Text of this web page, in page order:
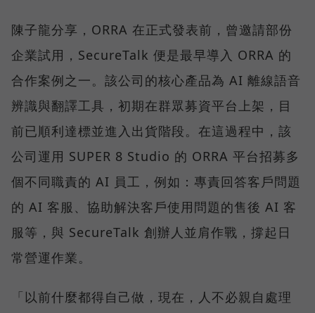
陳子龍分享，ORRA 在正式發表前，曾邀請部份
企業試用，SecureTalk 便是最早導入 ORRA 的
合作案例之一。該公司的核心產品為 AI 離線語音
辨識與翻譯工具，初期在群眾募資平台上架，目
前已順利達標並進入出貨階段。在這過程中，該
公司運用 SUPER 8 Studio 的 ORRA 平台招募多
個不同職責的 AI 員工，例如：專責回答客戶問題
的 AI 客服、協助解決客戶使用問題的售後 AI 客
服等，與 SecureTalk 創辦人並肩作戰，撐起日
常營運作業。
「以前什麼都得自己做，現在，人不必親自處理